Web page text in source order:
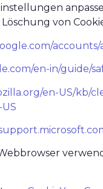
von
accounts/
en-in/guide/
en-US/kb/